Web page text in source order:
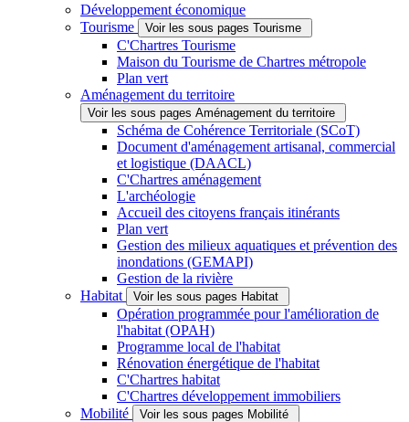
Développement économique
Tourisme
Voir les sous pages Tourisme
C'Chartres Tourisme
Maison du Tourisme de Chartres métropole
Plan vert
Aménagement du territoire
Voir les sous pages Aménagement du territoire
Schéma de Cohérence Territoriale (SCoT)
Document d'aménagement artisanal, commercial
et logistique (DAACL)
C'Chartres aménagement
L'archéologie
Accueil des citoyens français itinérants
Plan vert
Gestion des milieux aquatiques et prévention des
inondations (GEMAPI)
Gestion de la rivière
Habitat
Voir les sous pages Habitat
Opération programmée pour l'amélioration de
l'habitat (OPAH)
Programme local de l'habitat
Rénovation énergétique de l'habitat
C'Chartres habitat
C'Chartres développement immobiliers
Mobilité
Voir les sous pages Mobilité